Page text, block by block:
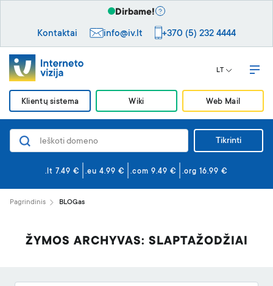
Kontaktai info@iv.lt +370 (5) 232 4444
Dirbame!
LT
Domenai
Svetainės ir el. paštas
Svetainės kūrimas
VPS serveriai
Apie mus
Klientų sistema Wiki Web Mail
Tikrinti
.lt 7.49 € .eu 4.99 € .com 9.49 € .org 16.99 €
Pagrindinis BLOGas
ŽYMOS ARCHYVAS: SLAPTAŽODŽIAI